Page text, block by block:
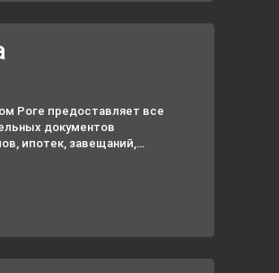
Роге предоставляет все
документов
ипотек, завещаний,
карточках и др.